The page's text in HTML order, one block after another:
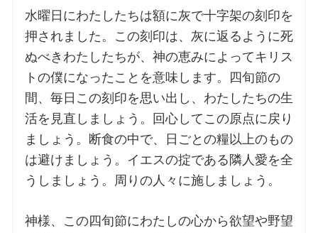
交通・アクセス
水曜日にわたしたちは額に灰で十字架の刻印を
押されました。この刻印は、灰に返るように死
ぬべきわたしたちが、神の恵みによってキリス
トの僕になったことを意味します。四旬節の
間、毎日この刻印を思い出し、わたしたちの生
活を見直しましょう。回心してこの原点に戻り
ましょう。断食の中で、日ごとの糧以上のもの
は避けましょう。イエスの掟である隣人愛を全
うしましょう。周りの人々に施しましょう。
神様、この四旬節にわたしの心から欲望や野望